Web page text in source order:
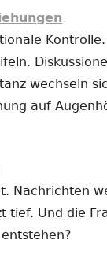
wechseln
auf
Nachrichten
tief. Und die